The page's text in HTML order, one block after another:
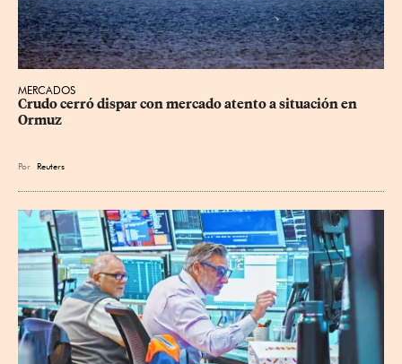
MERCADOS
Crudo cerró dispar con mercado atento a situación en
Ormuz
Por Reuters